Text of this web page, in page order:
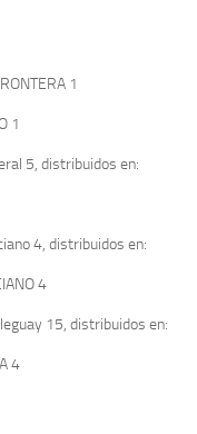
1
1
5, distribuidos en:
4, distribuidos en:
4
15, distribuidos en:
4